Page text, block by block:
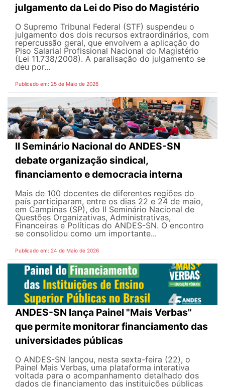
julgamento da Lei do Piso do Magistério
O Supremo Tribunal Federal (STF) suspendeu o
julgamento dos dois recursos extraordinários, com
repercussão geral, que envolvem a aplicação do
Piso Salarial Profissional Nacional do Magistério
(Lei 11.738/2008). A paralisação do julgamento se
deu por...
Publicado em: 25 de Maio de 2026
II Seminário Nacional do ANDES-SN
debate organização sindical,
financiamento e democracia interna
Mais de 100 docentes de diferentes regiões do
país participaram, entre os dias 22 e 24 de maio,
em Campinas (SP), do II Seminário Nacional de
Questões Organizativas, Administrativas,
Financeiras e Políticas do ANDES-SN. O encontro
se consolidou como um importante...
Publicado em: 24 de Maio de 2026
ANDES-SN lança Painel "Mais Verbas"
que permite monitorar financiamento das
universidades públicas
O ANDES-SN lançou, nesta sexta-feira (22), o
Painel Mais Verbas, uma plataforma interativa
voltada para o acompanhamento detalhado dos
dados de financiamento das instituições públicas